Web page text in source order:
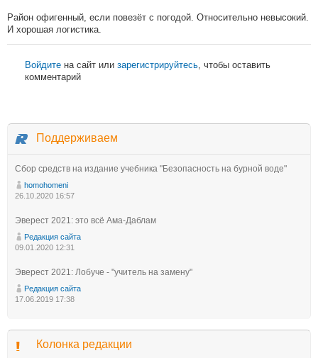
Район офигенный, если повезёт с погодой. Относительно невысокий.
И хорошая логистика.
Войдите на сайт или зарегистрируйтесь, чтобы оставить
комментарий
Поддерживаем
Сбор средств на издание учебника "Безопасность на бурной воде"
homohomeni
26.10.2020 16:57
Эверест 2021: это всё Ама-Даблам
Редакция сайта
09.01.2020 12:31
Эверест 2021: Лобуче - "учитель на замену"
Редакция сайта
17.06.2019 17:38
Колонка редакции